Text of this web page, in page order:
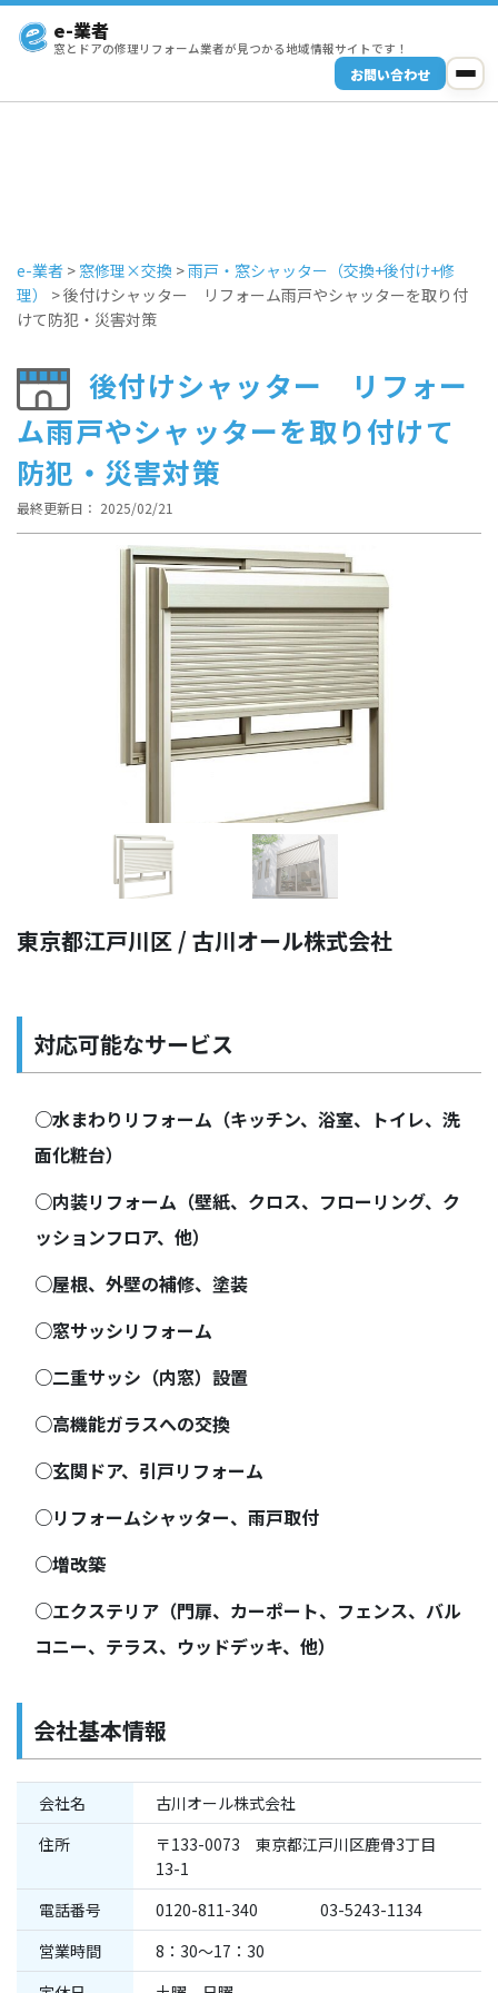
e-業者
窓とドアの修理リフォーム業者が見つかる地域情報サイトです！
お問い合わせ
e-業者 > 窓修理×交換 >雨戸・窓シャッター（交換+後付け+修
理）
>後付けシャッター リフォーム雨戸やシャッターを取り付
けて防犯・災害対策
後付けシャッター リフォー
ム雨戸やシャッターを取り付けて
防犯・災害対策
最終更新日： 2025/02/21
東京都江戸川区 / 古川オール株式会社
対応可能なサービス
○水まわりリフォーム（キッチン、浴室、トイレ、洗
面化粧台）
○内装リフォーム（壁紙、クロス、フローリング、ク
ッションフロア、他）
○屋根、外壁の補修、塗装
○窓サッシリフォーム
○二重サッシ（内窓）設置
○高機能ガラスへの交換
○玄関ドア、引戸リフォーム
○リフォームシャッター、雨戸取付
○増改築
○エクステリア（門扉、カーポート、フェンス、バル
コニー、テラス、ウッドデッキ、他）
会社基本情報
会社名
古川オール株式会社
住所
〒133-0073 東京都江戸川区鹿骨3丁目
13-1
電話番号
0120-811-340 03-5243-1134
営業時間
8：30～17：30